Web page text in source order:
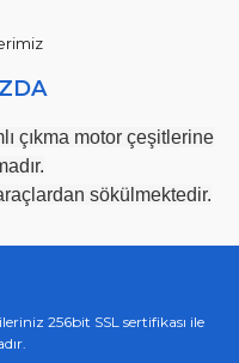
çıkma motor çeşitlerine
sökülmektedir.
256bit SSL sertifikası ile